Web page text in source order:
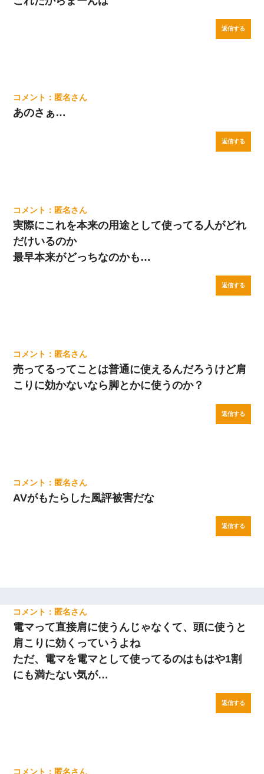
返信する
匿名
あのさぁ…
返信する
匿名
実際にこれを本来の用途として使ってる人がどれ
だけいるのか
最早本来がどっちなのかも…
返信する
匿名
売ってるってことは普通に使えるんだろうけど肩
こりに効かないなら脚とかに使うのか？
返信する
匿名
AVがもたらした風評被害だな
返信する
匿名
電マって直接肩に使うんじゃなくて、頭に使うと
肩こりに効くっていうよね
ただ、電マを電マとして使ってるのはもはや1割
にも満たない気が…
返信する
匿名